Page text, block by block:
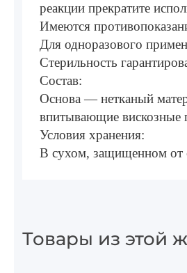
реакции прекратите
​Имеются
Для одноразового
Стерильность
Состав:
Основа — нетканый
впитывающие вискозные
Условия хранения:
В сухом, защищенном от
Товары из этой